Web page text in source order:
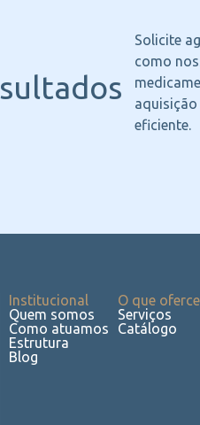
Solicite
como
aquisição
eficiente.
Institucional
Quem somos
Como atuamos
Estrutura
Blog
O que
Serviços
Catálogo